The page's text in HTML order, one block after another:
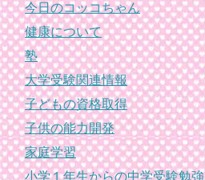
今日のコッコちゃん
健康について
塾
大学受験関連情報
子どもの資格取得
子供の能力開発
家庭学習
小学１年生からの中学受験勉強